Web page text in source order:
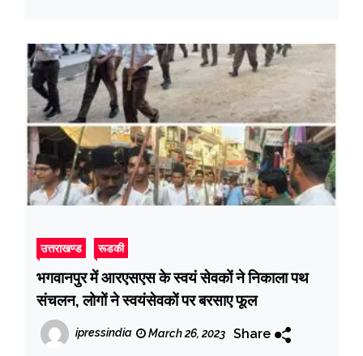
उत्तराखण्ड रूडकी
भगवानपुर में आरएसएस के स्वयं सेवकों ने निकाला पथ
संचलन, लोगों ने स्वयंसेवकों पर बरसाए फूल
ipressindia March 26, 2023 Share